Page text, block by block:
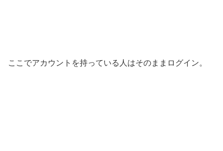
ここでアカウントを持っている人はそのままログイン。